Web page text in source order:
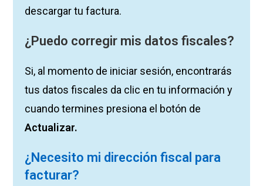
descargar tu factura.
¿Puedo corregir mis datos fiscales?
Si, al momento de iniciar sesión, encontrarás
tus datos fiscales da clic en tu información y
cuando termines presiona el botón de
Actualizar.
¿Necesito mi dirección fiscal para
facturar?